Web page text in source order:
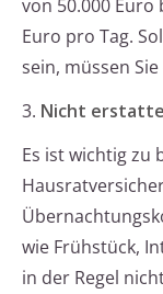
von 50.000
Euro pro Tag.
sein, müssen
3. Nicht
Es ist wichtig zu
wie Frühstück,
in der Regel